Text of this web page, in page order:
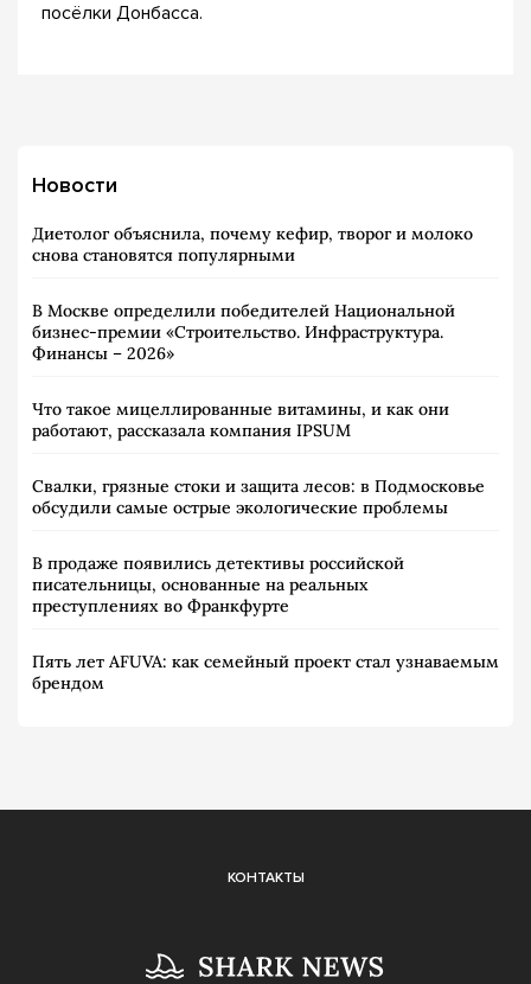
посёлки Донбасса.
Новости
Диетолог объяснила, почему кефир, творог и молоко
снова становятся популярными
В Москве определили победителей Национальной
бизнес-премии «Строительство. Инфраструктура.
Финансы – 2026»
Что такое мицеллированные витамины, и как они
работают, рассказала компания IPSUM
Свалки, грязные стоки и защита лесов: в Подмосковье
обсудили самые острые экологические проблемы
В продаже появились детективы российской
писательницы, основанные на реальных
преступлениях во Франкфурте
Пять лет AFUVA: как семейный проект стал узнаваемым
брендом
КОНТАКТЫ